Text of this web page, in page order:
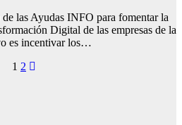
las Ayudas INFO para fomentar la
Digital de las empresas de la
es incentivar los…
1 2